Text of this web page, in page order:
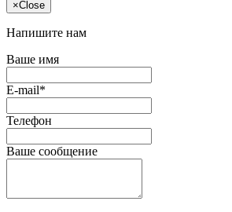
×Close
Напишите нам
Ваше имя
E-mail*
Телефон
Ваше сообщение